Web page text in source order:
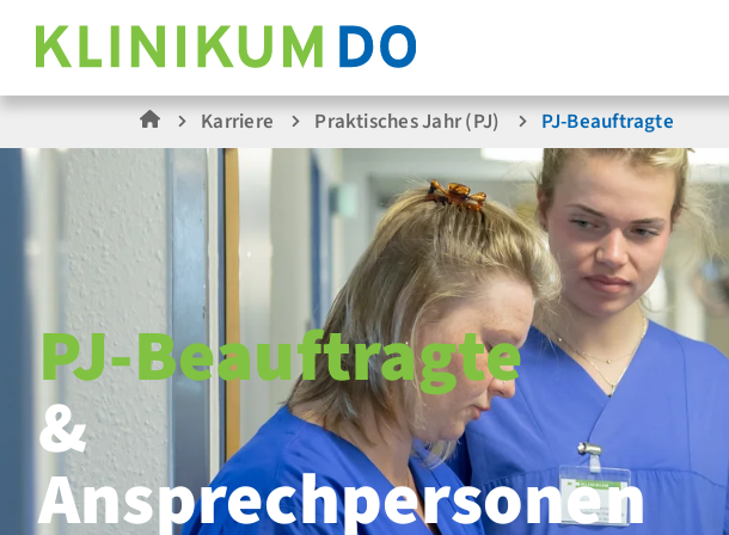
Karriere Praktisches Jahr (PJ) PJ-Beauftragte
PJ-Beauftragte
&
Ansprechpersonen